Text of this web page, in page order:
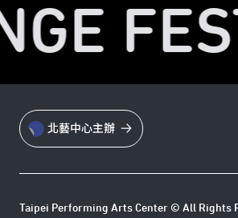
北藝中心主辦
Taipei Performing Arts Center © All Rights